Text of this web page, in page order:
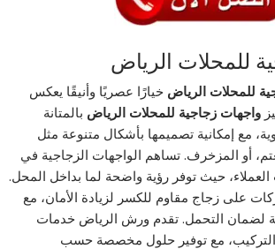
للمحلات الرياض
للمحلات الرياض خيارًا عصريًا وأنيقًا يعكس
واجهات زجاجية للمحلات الرياض بالمتانة
مع إمكانية تصميمها بأشكال متنوعة مثل
أو المزخرف. تساهم الواجهات الزجاجية في
حيث توفر رؤية واضحة لما بداخل المحل.
على زجاج مقاوم للكسر لزيادة الأمان، مع
لضمان التحمل. تقدم ورش الرياض خدمات
مع توفير حلول مخصصة حسب